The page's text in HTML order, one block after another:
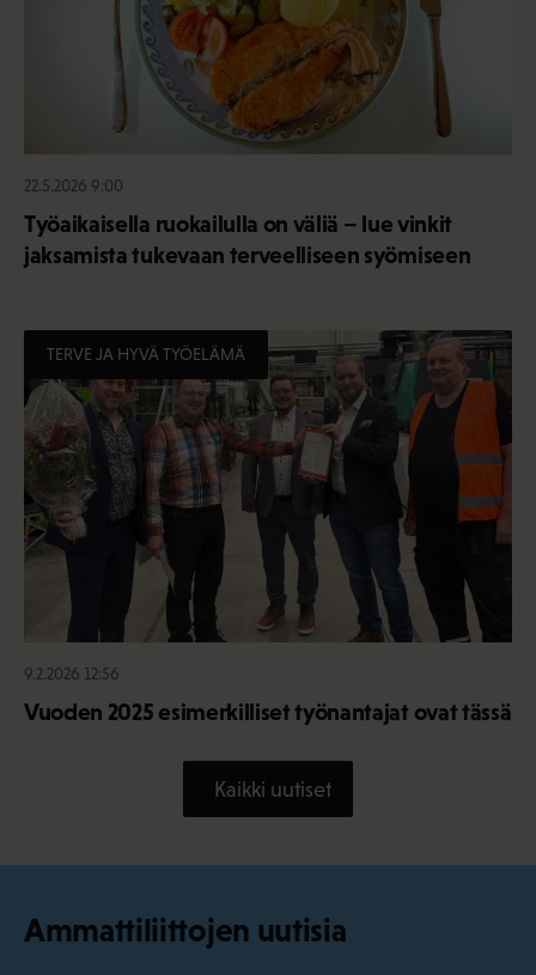
22.5.2026 9:00
Työaikaisella ruokailulla on väliä – lue vinkit
jaksamista tukevaan terveelliseen syömiseen
TERVE JA HYVÄ TYÖELÄMÄ
9.2.2026 12:56
Vuoden 2025 esimerkilliset työnantajat ovat tässä
Kaikki uutiset
Ammattiliittojen uutisia